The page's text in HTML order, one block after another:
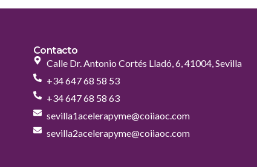
Contacto
Calle Dr. Antonio Cortés Lladó, 6, 41004, Sevilla
+34 647 68 58 53
+34 647 68 58 63
sevilla1acelerapyme@coiiaoc.com
sevilla2acelerapyme@coiiaoc.com